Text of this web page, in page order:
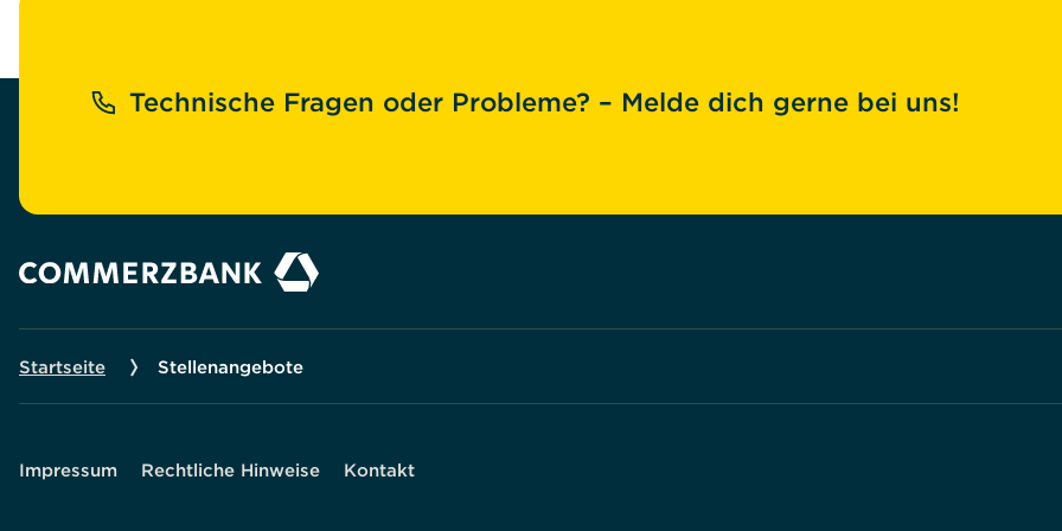
Technische Fragen oder Probleme? – Melde dich gerne bei uns!
Startseite Stellenangebote
Sekundäre
Impressum Rechtliche Hinweise Kontakt